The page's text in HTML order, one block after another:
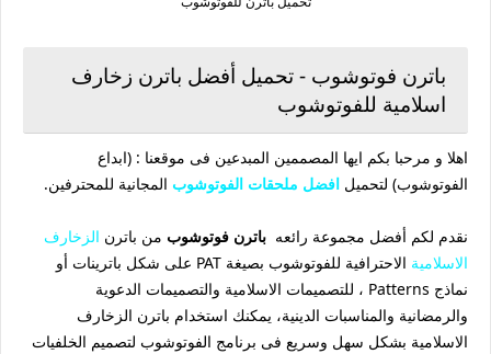
باترن فوتوشوب - تحميل أفضل باترن زخارف
اسلامية للفوتوشوب
اهلا و مرحبا بكم ايها المصممين المبدعين فى موقعنا : (ابداع
الفوتوشوب) لتحميل افضل ملحقات الفوتوشوب المجانية للمحترفين.
نقدم لكم أفضل مجموعة رائعه باترن فوتوشوب من باترن الزخارف
الاسلامية
الاحترافية للفوتوشوب بصيغة PAT على شكل باترينات أو
نماذج Patterns ، للتصميمات الاسلامية والتصميمات الدعوية
والرمضانية والمناسبات الدينية، يمكنك استخدام باترن الزخارف
الاسلامية بشكل سهل وسريع فى برنامج الفوتوشوب لتصميم الخلفيات